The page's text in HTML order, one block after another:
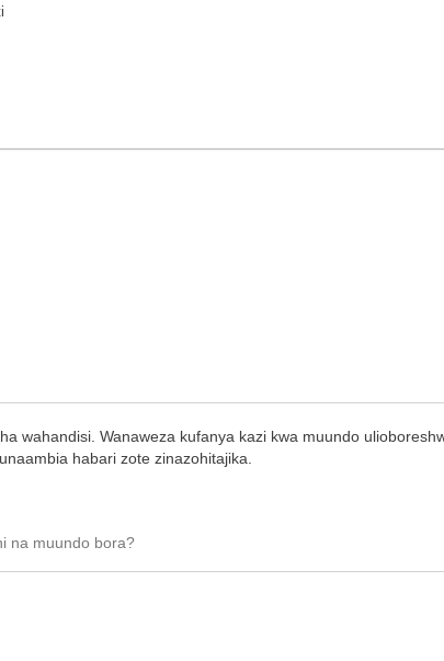
wahandisi. Wanaweza kufanya kazi kwa muundo
habari zote zinazohitajika.
na muundo bora?